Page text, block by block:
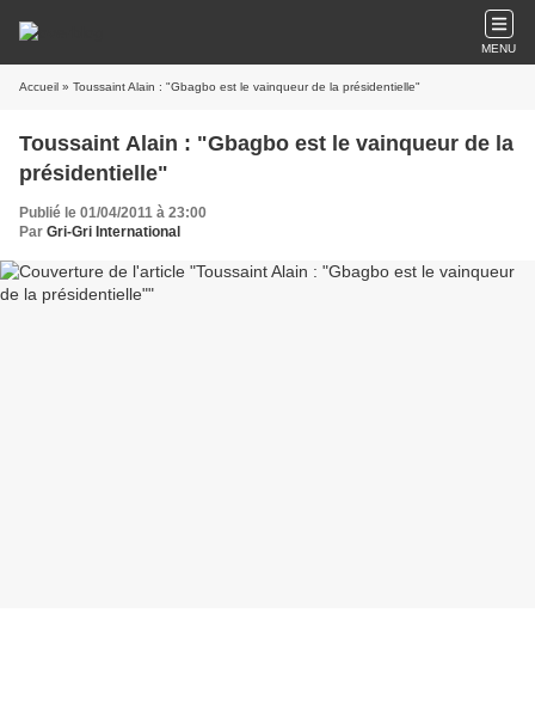
MENU
Accueil » Toussaint Alain : "Gbagbo est le vainqueur de la présidentielle"
Toussaint Alain : "Gbagbo est le vainqueur de la
présidentielle"
Publié le 01/04/2011 à 23:00
Par Gri-Gri International